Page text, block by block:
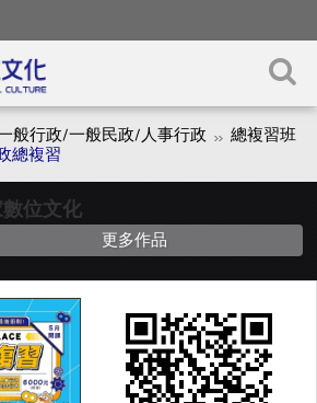
般行政/一般民政/人事行政
總複習班
總複習
位文化
更多作品